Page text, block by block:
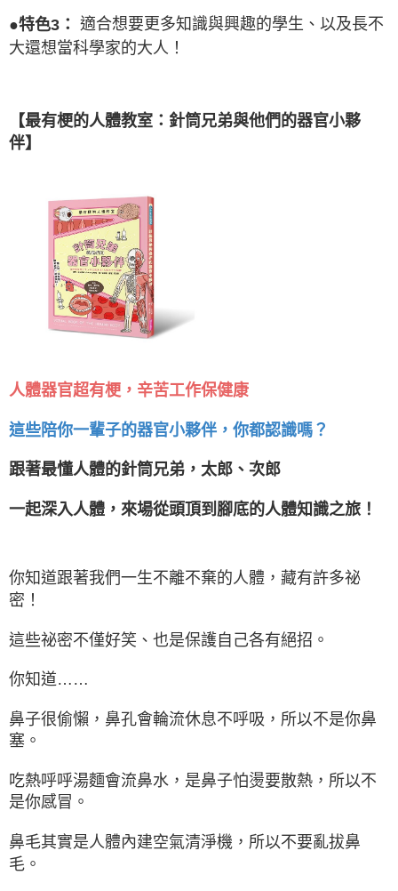
●特色3： 適合想要更多知識與興趣的學生、以及長不
大還想當科學家的大人！
【最有梗的人體教室：針筒兄弟與他們的器官小夥
伴】
人體器官超有梗，辛苦工作保健康
這些陪你一輩子的器官小夥伴，你都認識嗎？
跟著最懂人體的針筒兄弟，太郎、次郎
一起深入人體，來場從頭頂到腳底的人體知識之旅！
你知道跟著我們一生不離不棄的人體，藏有許多祕
密！
這些祕密不僅好笑、也是保護自己各有絕招。
你知道……
鼻子很偷懶，鼻孔會輪流休息不呼吸，所以不是你鼻
塞。
吃熱呼呼湯麵會流鼻水，是鼻子怕燙要散熱，所以不
是你感冒。
鼻毛其實是人體內建空氣清淨機，所以不要亂拔鼻
毛。